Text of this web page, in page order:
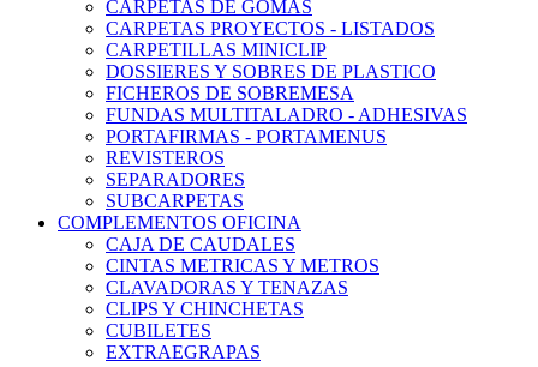
CARPETAS DE GOMAS
CARPETAS PROYECTOS - LISTADOS
CARPETILLAS MINICLIP
DOSSIERES Y SOBRES DE PLASTICO
FICHEROS DE SOBREMESA
FUNDAS MULTITALADRO - ADHESIVAS
PORTAFIRMAS - PORTAMENUS
REVISTEROS
SEPARADORES
SUBCARPETAS
COMPLEMENTOS OFICINA
CAJA DE CAUDALES
CINTAS METRICAS Y METROS
CLAVADORAS Y TENAZAS
CLIPS Y CHINCHETAS
CUBILETES
EXTRAEGRAPAS